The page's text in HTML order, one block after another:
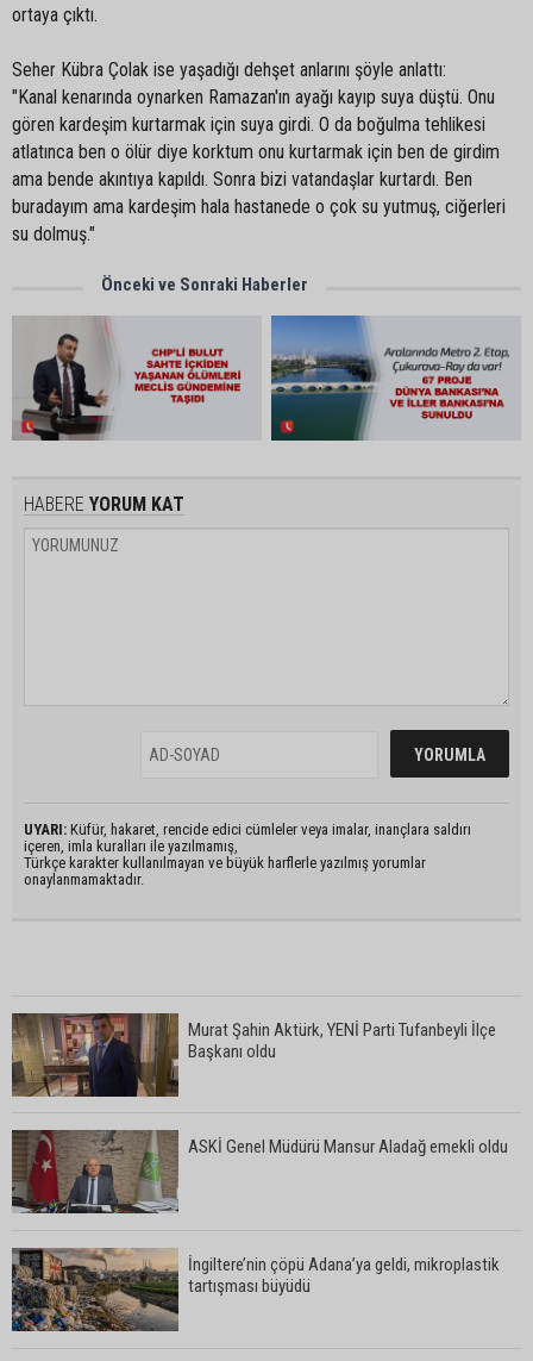
ortaya çıktı.
Seher Kübra Çolak ise yaşadığı dehşet anlarını şöyle anlattı:
"Kanal kenarında oynarken Ramazan'ın ayağı kayıp suya düştü. Onu
gören kardeşim kurtarmak için suya girdi. O da boğulma tehlikesi
atlatınca ben o ölür diye korktum onu kurtarmak için ben de girdim
ama bende akıntıya kapıldı. Sonra bizi vatandaşlar kurtardı. Ben
buradayım ama kardeşim hala hastanede o çok su yutmuş, ciğerleri
su dolmuş."
Önceki ve Sonraki Haberler
HABERE YORUM KAT
UYARI: Küfür, hakaret, rencide edici cümleler veya imalar, inançlara saldırı
içeren, imla kuralları ile yazılmamış,
Türkçe karakter kullanılmayan ve büyük harflerle yazılmış yorumlar
onaylanmamaktadır.
Murat Şahin Aktürk, YENİ Parti Tufanbeyli İlçe
Başkanı oldu
ASKİ Genel Müdürü Mansur Aladağ emekli oldu
İngiltere’nin çöpü Adana’ya geldi, mikroplastik
tartışması büyüdü